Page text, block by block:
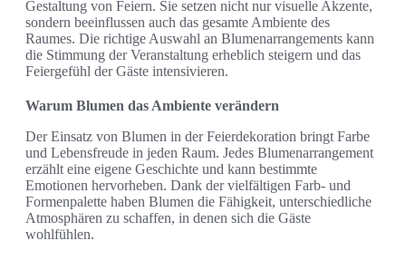
Gestaltung von Feiern. Sie setzen nicht nur visuelle Akzente,
sondern beeinflussen auch das gesamte Ambiente des
Raumes. Die richtige Auswahl an Blumenarrangements kann
die Stimmung der Veranstaltung erheblich steigern und das
Feiergefühl der Gäste intensivieren.
Warum Blumen das Ambiente verändern
Der Einsatz von Blumen in der Feierdekoration bringt Farbe
und Lebensfreude in jeden Raum. Jedes Blumenarrangement
erzählt eine eigene Geschichte und kann bestimmte
Emotionen hervorheben. Dank der vielfältigen Farb- und
Formenpalette haben Blumen die Fähigkeit, unterschiedliche
Atmosphären zu schaffen, in denen sich die Gäste
wohlfühlen.